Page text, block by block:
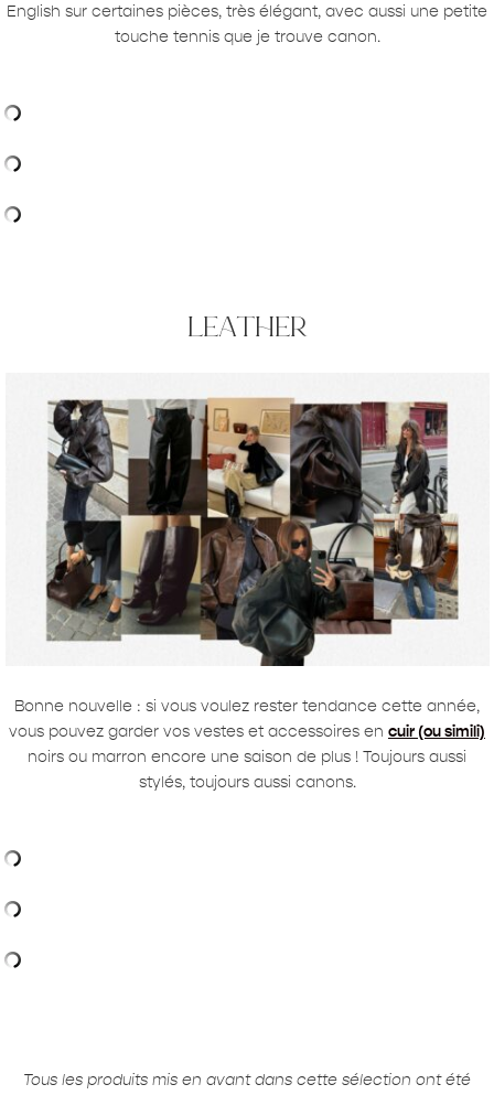
English sur certaines pièces, très élégant, avec aussi une petite
touche tennis que je trouve canon.
leather
Bonne nouvelle : si vous voulez rester tendance cette année,
vous pouvez garder vos vestes et accessoires en cuir (ou simili)
noirs ou marron encore une saison de plus ! Toujours aussi
stylés, toujours aussi canons.
Tous les produits mis en avant dans cette sélection ont été